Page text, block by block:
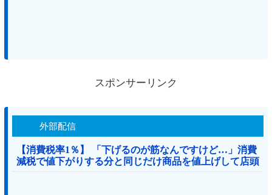
スポンサーリンク
外部配信
【消費税率1％】 「下げるのが筋なんですけど…」消費
減税で値下がりする分と同じだけ商品を値上げして店頭
価格を変えない店も